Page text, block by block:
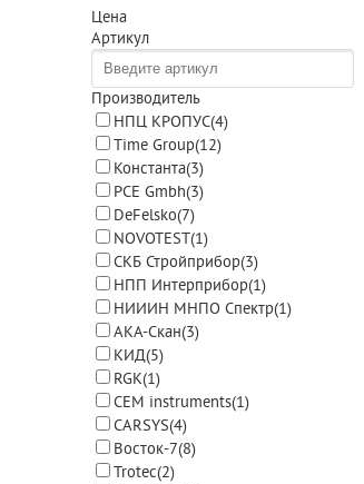
Цена
Артикул
Производитель
НПЦ КРОПУС(4)
Time Group(12)
Константа(3)
PCE Gmbh(3)
DeFelsko(7)
NOVOTEST(1)
СКБ Стройприбор(3)
НПП Интерприбор(1)
НИИИН МНПО Спектр(1)
АКА-Скан(3)
КИД(5)
RGK(1)
CEM instruments(1)
CARSYS(4)
Восток-7(8)
Trotec(2)